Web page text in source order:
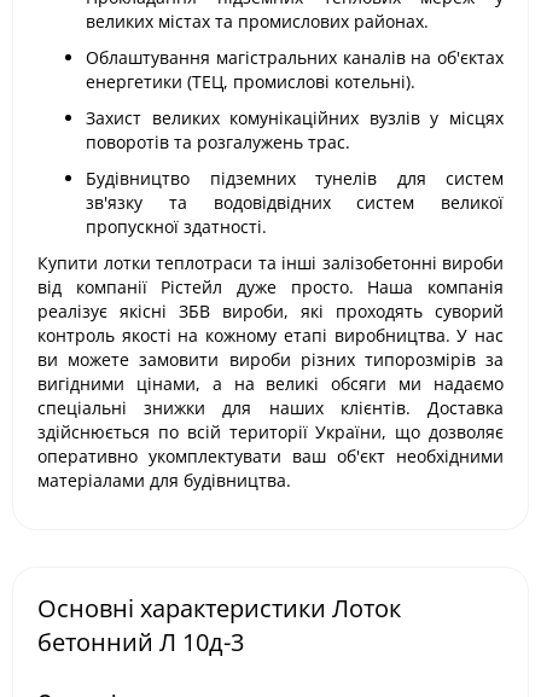
великих містах та промислових районах.
Облаштування магістральних каналів на об'єктах
енергетики (ТЕЦ, промислові котельні).
Захист великих комунікаційних вузлів у місцях
поворотів та розгалужень трас.
Будівництво підземних тунелів для систем
зв'язку та водовідвідних систем великої
пропускної здатності.
Купити лотки теплотраси та інші залізобетонні вироби
від компанії Рістейл дуже просто. Наша компанія
реалізує якісні ЗБВ вироби, які проходять суворий
контроль якості на кожному етапі виробництва. У нас
ви можете замовити вироби різних типорозмірів за
вигідними цінами, а на великі обсяги ми надаємо
спеціальні знижки для наших клієнтів. Доставка
здійснюється по всій території України, що дозволяє
оперативно укомплектувати ваш об'єкт необхідними
матеріалами для будівництва.
Основні характеристики Лоток
бетонний Л 10д-3